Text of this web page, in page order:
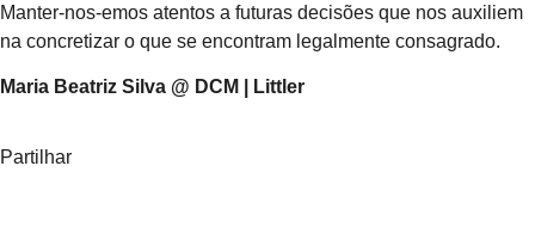
Manter-nos-emos atentos a futuras decisões que nos auxiliem
na concretizar o que se encontram legalmente consagrado.
Maria Beatriz Silva @ DCM | Littler
Partilhar